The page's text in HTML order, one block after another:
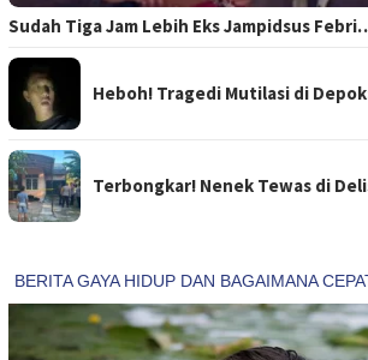
Sudah Tiga Jam Lebih Eks Jampidsus
Heboh! Tragedi Mutilasi di
Terbongkar! Nenek Tewas di